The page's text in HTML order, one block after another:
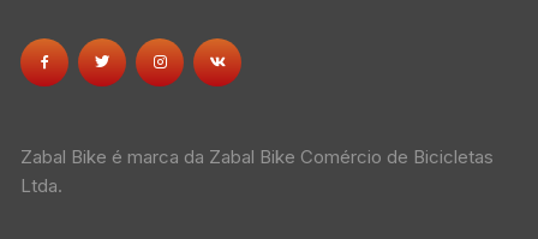
Zabal Bike é marca da Zabal Bike Comércio de Bicicletas
Ltda.